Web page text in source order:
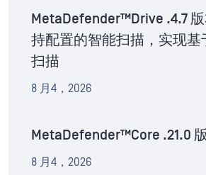
MetaDefender™Drive .4.7
持配置的智能扫描，实现基
扫描
8 月4，2026
MetaDefender™Core .21.0
8 月4，2026